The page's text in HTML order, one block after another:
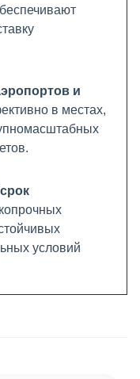
и
в местах,
условий